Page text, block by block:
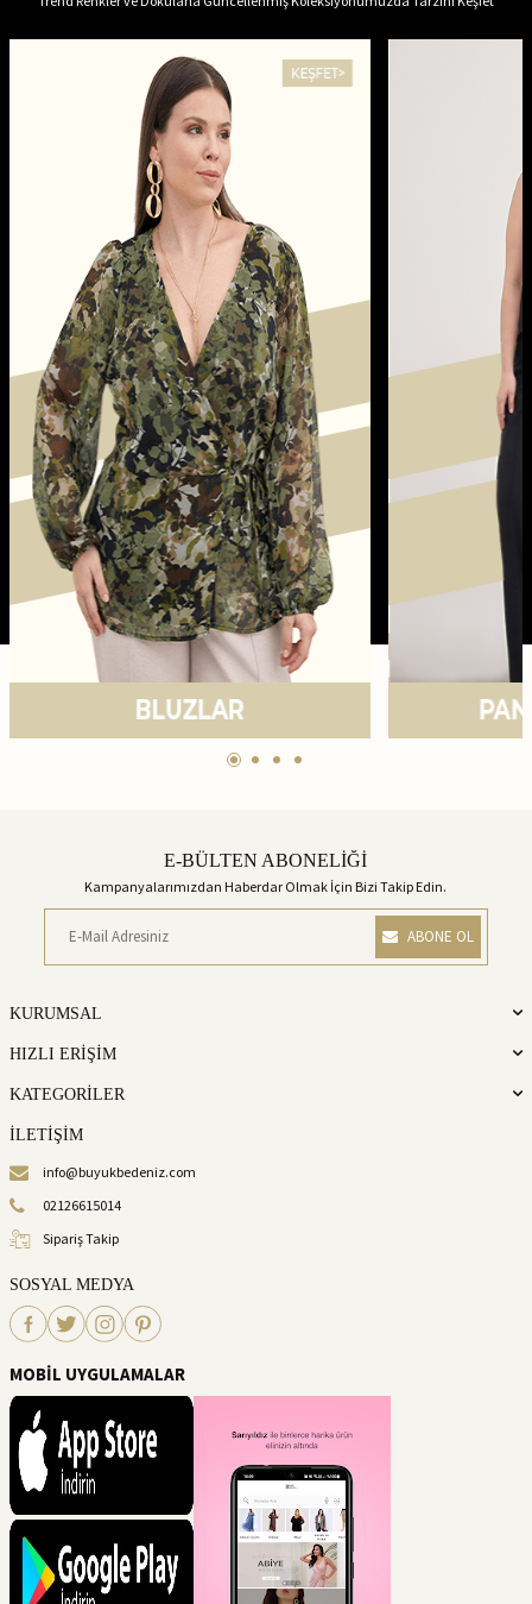
E-BÜLTEN ABONELİĞİ
Kampanyalarımızdan Haberdar Olmak İçin Bizi Takip Edin.
ABONE OL
KURUMSAL
HIZLI ERİŞİM
KATEGORİLER
İLETİŞİM
info@buyukbedeniz.com
02126615014
Sipariş Takip
SOSYAL MEDYA
MOBİL UYGULAMALAR